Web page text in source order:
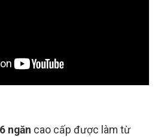
6 ngăn cao cấp được làm từ